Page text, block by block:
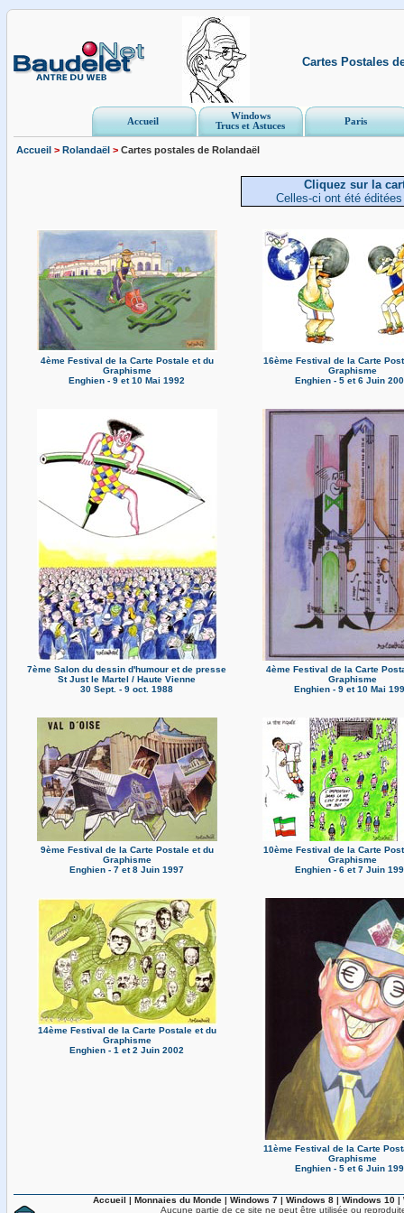
Cartes Postales
Accueil
Windows
Trucs et Astuces
Paris
Accueil > Rolandaël > Cartes postales de Rolandaël
Cliquez sur la
Celles-ci ont été
4ème Festival de la Carte Postale et du
Graphisme
Enghien - 9 et 10 Mai 1992
16ème Festival de la Carte
Graphisme
Enghien - 5 et 6 Juin
7ème Salon du dessin d'humour et de presse
St Just le Martel / Haute Vienne
30 Sept. - 9 oct. 1988
4ème Festival de la Carte
Graphisme
Enghien - 9 et 10 Mai
9ème Festival de la Carte Postale et du
Graphisme
Enghien - 7 et 8 Juin 1997
10ème Festival de la Carte
Graphisme
Enghien - 6 et 7 Juin
14ème Festival de la Carte Postale et du
Graphisme
Enghien - 1 et 2 Juin 2002
11ème Festival de la Carte
Graphisme
Enghien - 5 et 6 Juin
Accueil | Monnaies du Monde | Windows 7 | Windows 8 | Windows 10 |
Aucune partie de ce site ne peut être utilisée ou